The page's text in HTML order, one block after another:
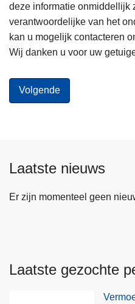
deze informatie onmiddellijk
verantwoordelijke van het
kan u mogelijk contacteren
Wij danken u voor uw
Laatste nieuws
Er zijn momenteel geen
Laatste gezochte